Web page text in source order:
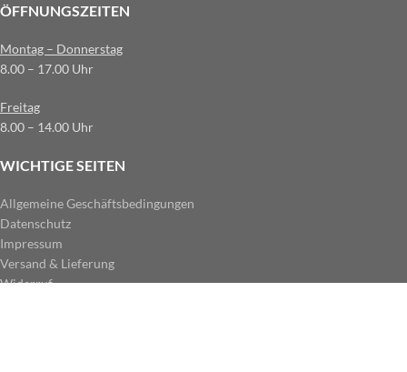
ÖFFNUNGSZEITEN
Montag – Donnerstag
8.00 – 17.00 Uhr
Freitag
8.00 – 14.00 Uhr
WICHTIGE SEITEN
Allgemeine Geschäftsbedingungen
Datenschutz
Impressum
Versand & Lieferung
Widerruf